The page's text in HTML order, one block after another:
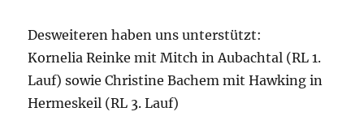
Desweiteren haben uns unterstützt:
Kornelia Reinke mit Mitch in Aubachtal (RL 1.
Lauf) sowie Christine Bachem mit Hawking in
Hermeskeil (RL 3. Lauf)